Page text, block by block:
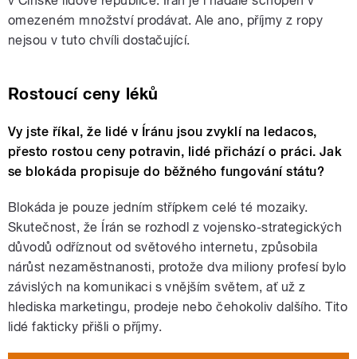
omezeném množství prodávat. Ale ano, příjmy z ropy
nejsou v tuto chvíli dostačující.
Rostoucí ceny léků
Vy jste říkal, že lidé v Íránu jsou zvyklí na ledacos,
přesto rostou ceny potravin, lidé přichází o práci. Jak
se blokáda propisuje do běžného fungování státu?
Blokáda je pouze jedním střípkem celé té mozaiky.
Skutečnost, že Írán se rozhodl z vojensko-strategických
důvodů odříznout od světového internetu, způsobila
nárůst nezaměstnanosti, protože dva miliony profesí bylo
závislých na komunikaci s vnějším světem, ať už z
hlediska marketingu, prodeje nebo čehokoliv dalšího. Tito
lidé fakticky přišli o příjmy.